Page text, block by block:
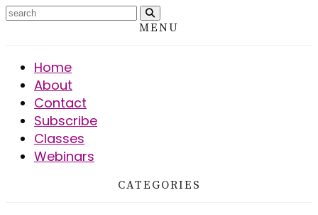
MENU
Home
About
Contact
Subscribe
Classes
Webinars
CATEGORIES